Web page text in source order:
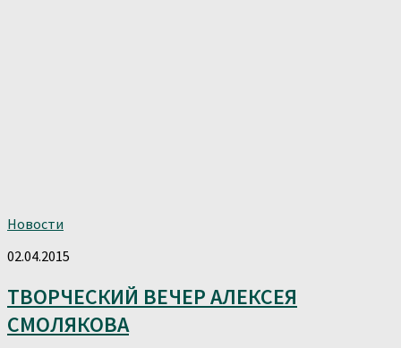
Новости
02.04.2015
ТВОРЧЕСКИЙ ВЕЧЕР АЛЕКСЕЯ
СМОЛЯКОВА